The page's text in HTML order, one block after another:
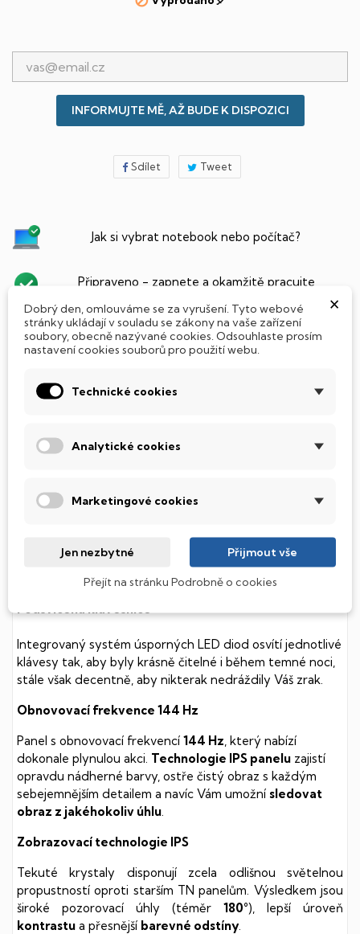
INFORMUJTE MĚ, AŽ BUDE K DISPOZICI
Sdílet Tweet
Jak si vybrat notebook nebo počítač?
Připraveno - zapnete a okamžitě pracujte
Přidat Microsoft Office Plus ➡️ 499,-
POPIS
SSD Disk
diskem, který na rozdíl od starších magnetických HDD
(Hard Disk Drive) disků nedisponuje žádnými pohyblivými
k mechanickému poškození. Díky použití elektronické
soustavy je tento disk mnohem
tiššía především nabízí
rychlejšípráci s daty.
Integrovaný systém úsporných LED diod osvítí jednotlivé
klávesy tak, aby byly krásně čitelné i během temné noci,
stále však decentně, aby nikterak nedráždily Váš zrak.
Obnovovací frekvence 144 Hz
Panel s obnovovací frekvencí 144 Hz , který nabízí
dokonale plynulou akci. Technologie IPS panelu zajistí
opravdu nádherné barvy, ostře čistý obraz s každým
sebejemnějším detailem a navíc Vám umožní sledovat
obraz z jakéhokoliv úhlu
Zobrazovací technologie IPS
Tekuté krystaly disponují zcela odlišnou světelnou
propustností oproti starším TN panelům. Výsledkem jsou
široké pozorovací úhly (téměr 180°), lepší úroveň
kontrastu a přesnější barevné odstíny
×
Dobrý den, omlouváme se za vyrušení. Tyto webové
stránky ukládají v souladu se zákony na vaše zařízení
soubory, obecně nazývané cookies. Odsouhlaste prosím
nastavení cookies souborů pro použití webu.
Technické cookies
Analytické cookies
Marketingové cookies
Jen nezbytné Přijmout vše
Přejít na stránku Podrobně o cookies